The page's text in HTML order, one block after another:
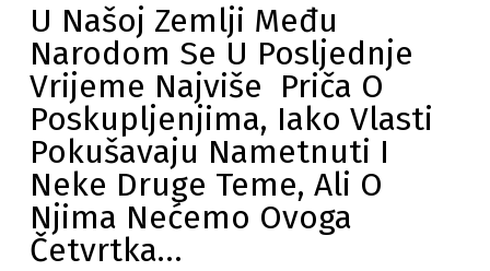
U Našoj Zemlji Među
Narodom Se U Posljednje
Vrijeme Najviše Priča O
Poskupljenjima, Iako Vlasti
Pokušavaju Nametnuti I
Neke Druge Teme, Ali O
Njima Nećemo Ovoga
Četvrtka…